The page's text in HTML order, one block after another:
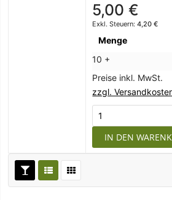
5,00 €
4,20 €
Menge
10 +
Preise inkl. MwSt.
zzgl.
IN DEN